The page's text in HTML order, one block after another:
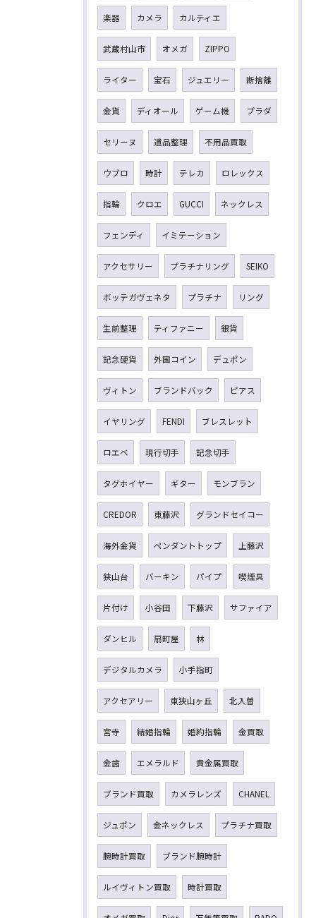
楽器 カメラ カルティエ
武蔵村山市 オメガ ZIPPO
ライター 宝石 ジュエリー 断捨離
金貨 ディオール ゲーム機 プラダ
セリーヌ 遺品整理 不用品買取
ウブロ 時計 テレカ ロレックス
指輪 クロエ GUCCI ネックレス
フェンディ イミテーション
アクセサリー プラチナリング SEIKO
ボッテガヴェネタ プラチナ リング
生前整理 ティファニー 銀貨
記念硬貨 外国コイン デュポン
ヴィトン ブランドバック ピアス
イヤリング FENDI ブレスレット
ロエベ 現行切手 記念切手
タグホイヤー ギター モンブラン
CREDOR 東藤沢 グランドセイコー
海外金貨 ペンダントトップ 上藤沢
狭山台 バーキン パイプ 喫煙具
片付け 小谷田 下藤沢 サファイア
ダンヒル 扇町屋 林
デジタルカメラ 小手指町
アクセアリー 東狭山ヶ丘 北入曽
宮寺 結婚指輪 婚約指輪 金買取
金歯 エメラルド 貴金属買取
ブランド買取 カメラレンズ CHANEL
ジュポン 金ネックレス プラチナ買取
腕時計買取 ブランド腕時計
ルイヴィトン買取 時計買取